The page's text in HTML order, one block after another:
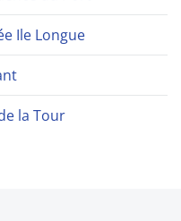
Ile Longue
la Tour